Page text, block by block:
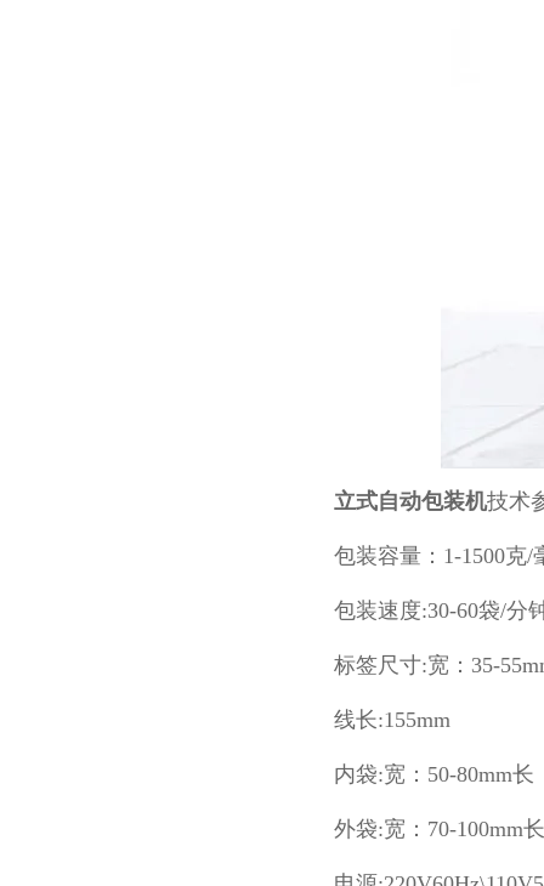
立式自动包装机技术
包装容量：1-1500克/
包装速度:30-60袋/分
标签尺寸:宽：35-
线长:155mm
内袋:宽：50-80mm长
外袋:宽：70-100mm